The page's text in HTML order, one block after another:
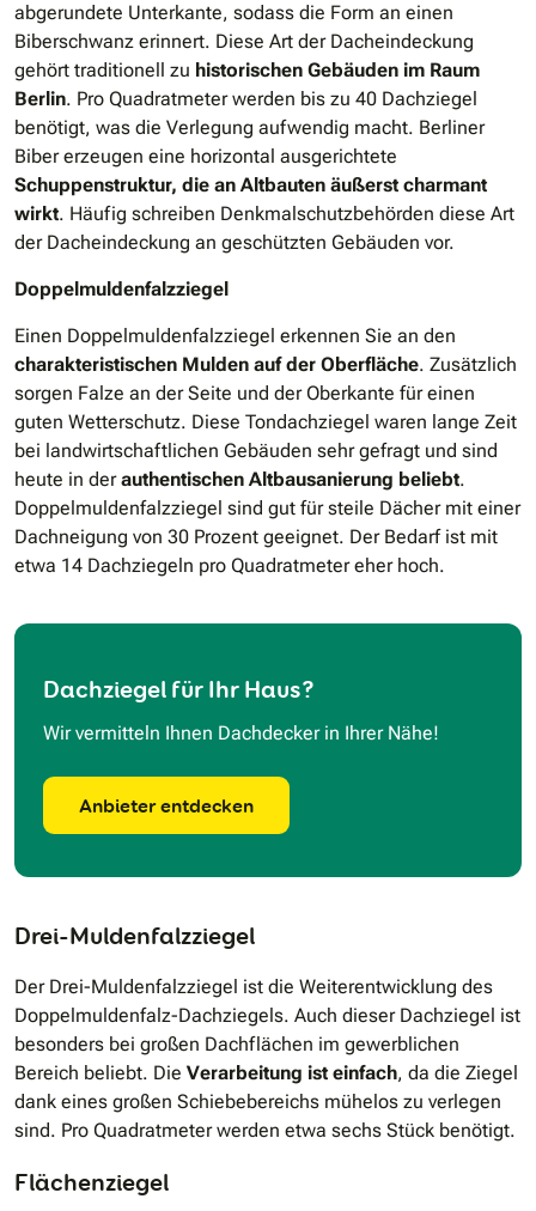
abgerundete Unterkante, sodass die Form an einen
Biberschwanz erinnert. Diese Art der Dacheindeckung
gehört traditionell zu historischen Gebäuden im Raum
Berlin. Pro Quadratmeter werden bis zu 40 Dachziegel
benötigt, was die Verlegung aufwendig macht. Berliner
Biber erzeugen eine horizontal ausgerichtete
Schuppenstruktur, die an Altbauten äußerst charmant
wirkt. Häufig schreiben Denkmalschutzbehörden diese Art
der Dacheindeckung an geschützten Gebäuden vor.
Doppelmuldenfalzziegel
Einen Doppelmuldenfalzziegel erkennen Sie an den
charakteristischen Mulden auf der Oberfläche. Zusätzlich
sorgen Falze an der Seite und der Oberkante für einen
guten Wetterschutz. Diese Tondachziegel waren lange Zeit
bei landwirtschaftlichen Gebäuden sehr gefragt und sind
heute in derauthentischen Altbausanierung beliebt.
Doppelmuldenfalzziegel sind gut für steile Dächer mit einer
Dachneigung von 30 Prozent geeignet. Der Bedarf ist mit
etwa 14 Dachziegeln pro Quadratmeter eher hoch.
Dachziegel für Ihr Haus?
Wir vermitteln Ihnen Dachdecker in Ihrer Nähe!
Anbieter entdecken
Drei-Muldenfalzziegel
Der Drei-Muldenfalzziegel ist die Weiterentwicklung des
Doppelmuldenfalz-Dachziegels. Auch dieser Dachziegel ist
besonders bei großen Dachflächen im gewerblichen
Bereich beliebt. Die Verarbeitung ist einfach, da die Ziegel
dank eines großen Schiebebereichs mühelos zu verlegen
sind. Pro Quadratmeter werden etwa sechs Stück benötigt.
Flächenziegel